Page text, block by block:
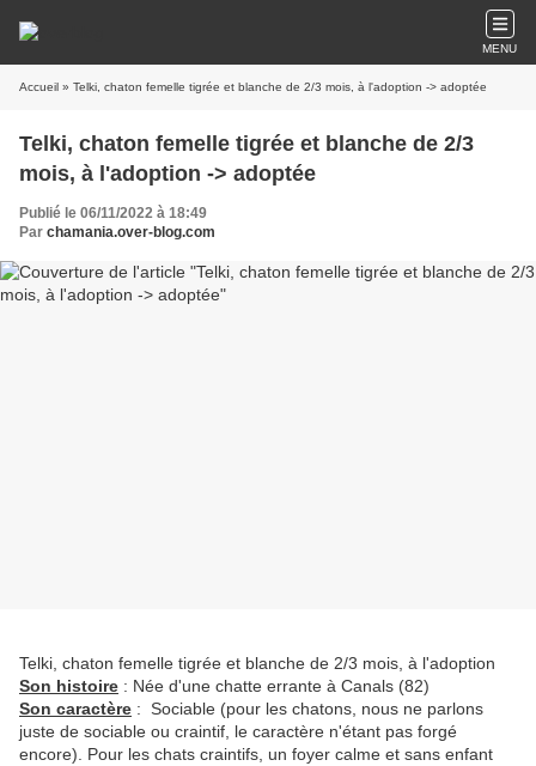
MENU
Accueil » Telki, chaton femelle tigrée et blanche de 2/3 mois, à l'adoption -> adoptée
Telki, chaton femelle tigrée et blanche de 2/3
mois, à l'adoption -> adoptée
Publié le 06/11/2022 à 18:49
Par chamania.over-blog.com
Telki, chaton femelle tigrée et blanche de 2/3 mois, à l'adoption
Son histoire : Née d'une chatte errante à Canals (82)
Son caractère : Sociable (pour les chatons, nous ne parlons
juste de sociable ou craintif, le caractère n'étant pas forgé
encore). Pour les chats craintifs, un foyer calme et sans enfant